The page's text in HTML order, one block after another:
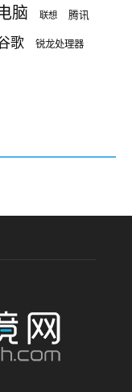
脑 联想 腾讯
歌 锐龙处理器